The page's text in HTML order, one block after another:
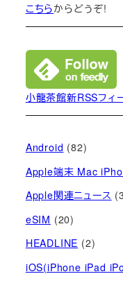
こちらからどうぞ!
小龍茶館新RSSフィ
Android (82)
Apple端末 Mac
Apple関連ニュース
eSIM (20)
HEADLINE (2)
iOS(iPhone iPad